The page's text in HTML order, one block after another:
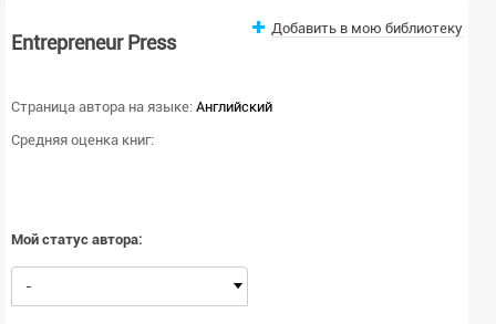
Entrepreneur Press
Добавить в мою библиотеку
Страница автора на языке: Английский
Средняя оценка книг:
Мой статус автора:
-